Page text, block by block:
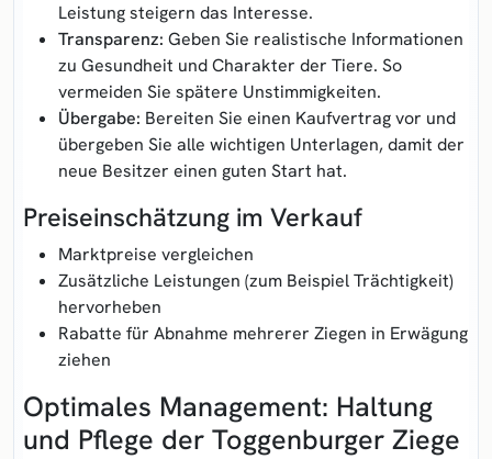
Leistung steigern das Interesse.
Transparenz: Geben Sie realistische Informationen
zu Gesundheit und Charakter der Tiere. So
vermeiden Sie spätere Unstimmigkeiten.
Übergabe: Bereiten Sie einen Kaufvertrag vor und
übergeben Sie alle wichtigen Unterlagen, damit der
neue Besitzer einen guten Start hat.
Preiseinschätzung im Verkauf
Marktpreise vergleichen
Zusätzliche Leistungen (zum Beispiel Trächtigkeit)
hervorheben
Rabatte für Abnahme mehrerer Ziegen in Erwägung
ziehen
Optimales Management: Haltung
und Pflege der Toggenburger Ziege